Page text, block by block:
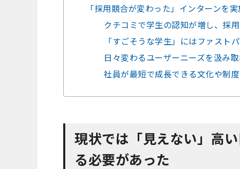
「採用競合が変わった」インターンを
クチコミで学生の認知が増し、採
「すごそうな学生」にはファスト
日々変わるユーザーニーズを汲み
社員が最短で成長できる文化や制
現状では「見えない」高
る必要があった